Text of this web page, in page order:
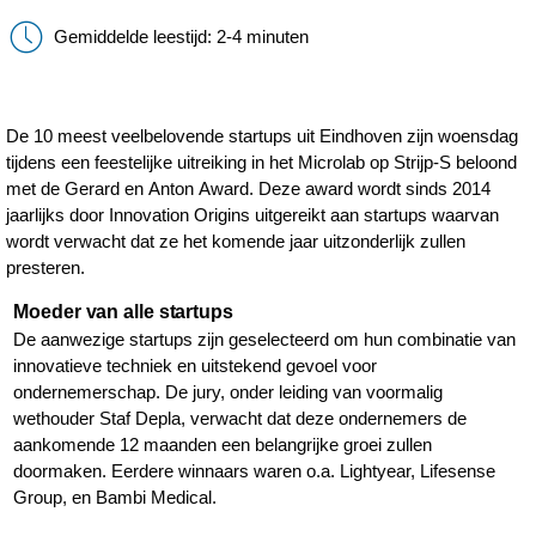
Gemiddelde leestijd: 2-4 minuten
De 10 meest veelbelovende startups uit Eindhoven zijn woensdag
tijdens een feestelijke uitreiking in het Microlab op Strijp-S beloond
met de Gerard en Anton Award. Deze award wordt sinds 2014
jaarlijks door Innovation Origins uitgereikt aan startups waarvan
wordt verwacht dat ze het komende jaar uitzonderlijk zullen
presteren.
Moeder van alle startups
De aanwezige startups zijn geselecteerd om hun combinatie van
innovatieve techniek en uitstekend gevoel voor
ondernemerschap. De jury, onder leiding van voormalig
wethouder Staf Depla, verwacht dat deze ondernemers de
aankomende 12 maanden een belangrijke groei zullen
doormaken. Eerdere winnaars waren o.a. Lightyear, Lifesense
Group, en Bambi Medical.